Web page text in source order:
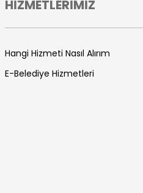
HİZMETLERİMİZ
Hangi Hizmeti Nasıl Alırım
E-Belediye Hizmetleri